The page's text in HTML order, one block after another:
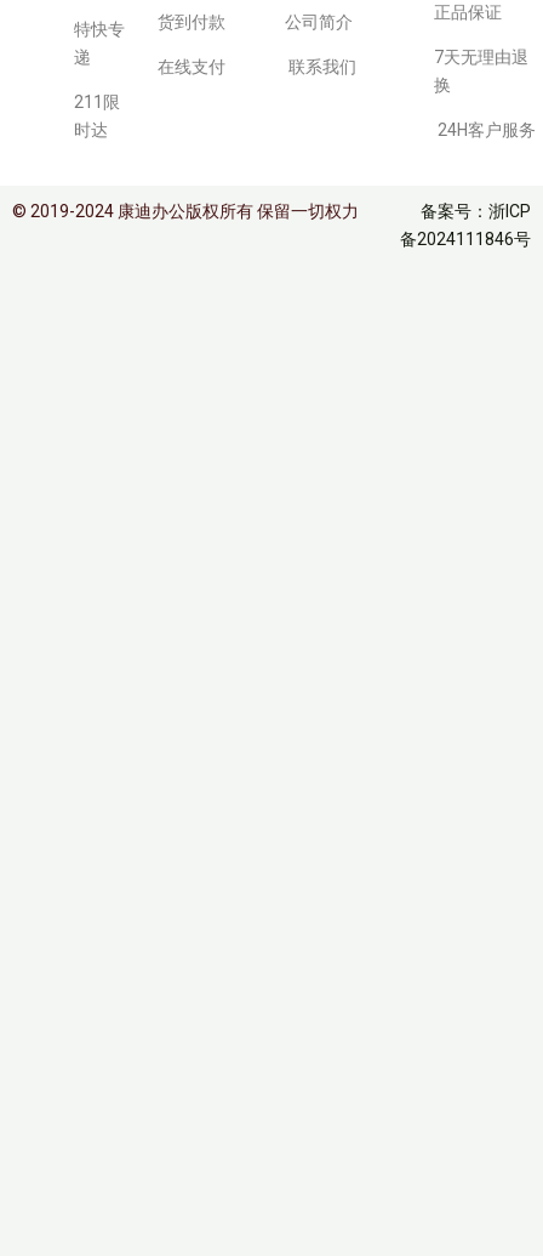
特快专
递
211限
时达
货到付款
在线支付
公司简介
联系我们
正品保证
7天无理由退
换
24H客户服务
© 2019-2024 康迪办公版权所有 保留一切权力 备案号：浙ICP
备2024111846号